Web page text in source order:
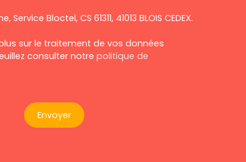
Service Bloctel, CS 61311, 41013 BLOIS CEDEX.
sur le traitement de vos données
consulter notre politique de
Envoyer